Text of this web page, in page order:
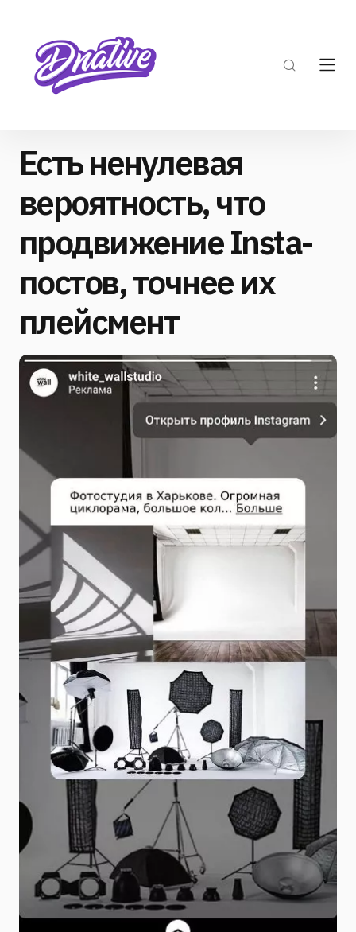
Есть ненулевая
вероятность, что
продвижение Insta-
постов, точнее их
плейсмент